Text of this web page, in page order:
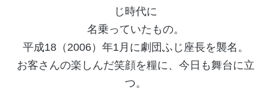
じ時代に
名乗っていたもの。
平成18（2006）年1月に劇団ふじ座長を襲名。
お客さんの楽しんだ笑顔を糧に、今日も舞台に立
つ。